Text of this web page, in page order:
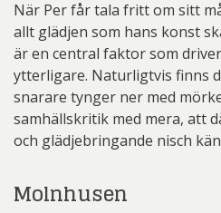
När Per får tala fritt om sitt
allt glädjen som hans konst
är en central faktor som
ytterligare. Naturligtvis finns
snarare tynger ner med
samhällskritik med mera, att
och glädjebringande nisch
Molnhusen